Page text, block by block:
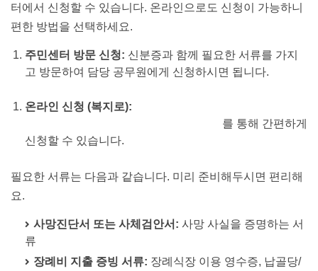
터에서 신청할 수 있습니다. 온라인으로도 신청이 가능하니
편한 방법을 선택하세요.
주민센터 방문 신청: 신분증과 함께 필요한 서류를 가지
고 방문하여 담당 공무원에게 신청하시면 됩니다.
온라인 신청 (복지로):
를 통해 간편하게
신청할 수 있습니다.
필요한 서류는 다음과 같습니다. 미리 준비해두시면 편리해
요.
사망진단서 또는 사체검안서: 사망 사실을 증명하는 서
류
장례비 지출 증빙 서류: 장례식장 이용 영수증, 납골당/